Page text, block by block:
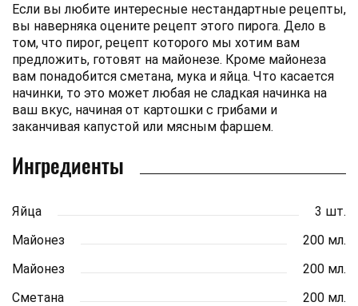
Если вы любите интересные нестандартные рецепты,
вы наверняка оцените рецепт этого пирога. Дело в
том, что пирог, рецепт которого мы хотим вам
предложить, готовят на майонезе. Кроме майонеза
вам понадобится сметана, мука и яйца. Что касается
начинки, то это может любая не сладкая начинка на
ваш вкус, начиная от картошки с грибами и
заканчивая капустой или мясным фаршем.
Ингредиенты
Яйца
3 шт.
Майонез
200 мл.
Майонез
200 мл.
Сметана
200 мл.